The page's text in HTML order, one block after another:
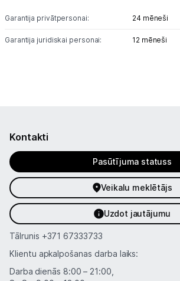
Garantija privātpersonai: 24 mēneši
Garantija juridiskai personai: 12 mēneši
Kontakti
Pasūtījuma statuss
Veikalu meklētājs
Uzdot jautājumu
Tālrunis +371 67333733
Klientu apkalpošanas darba laiks:
Darba dienās 8:00 – 21:00,